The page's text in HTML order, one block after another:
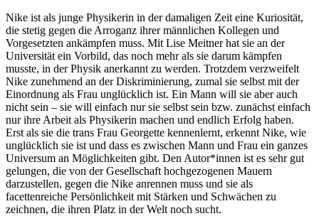
Nike ist als junge Physikerin in der damaligen Zeit eine Kuriosität,
die stetig gegen die Arroganz ihrer männlichen Kollegen und
Vorgesetzten ankämpfen muss. Mit Lise Meitner hat sie an der
Universität ein Vorbild, das noch mehr als sie darum kämpfen
musste, in der Physik anerkannt zu werden. Trotzdem verzweifelt
Nike zunehmend an der Diskriminierung, zumal sie selbst mit der
Einordnung als Frau unglücklich ist. Ein Mann will sie aber auch
nicht sein – sie will einfach nur sie selbst sein bzw. zunächst einfach
nur ihre Arbeit als Physikerin machen und endlich Erfolg haben.
Erst als sie die trans Frau Georgette kennenlernt, erkennt Nike, wie
unglücklich sie ist und dass es zwischen Mann und Frau ein ganzes
Universum an Möglichkeiten gibt. Den Autor*innen ist es sehr gut
gelungen, die von der Gesellschaft hochgezogenen Mauern
darzustellen, gegen die Nike anrennen muss und sie als
facettenreiche Persönlichkeit mit Stärken und Schwächen zu
zeichnen, die ihren Platz in der Welt noch sucht.